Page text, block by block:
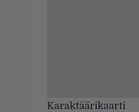
Karaktäärikaarti